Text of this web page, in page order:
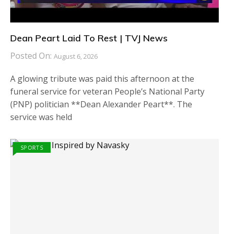
Dean Peart Laid To Rest | TVJ News
Posted On: August 6, 2026
A glowing tribute was paid this afternoon at the
funeral service for veteran People’s National Party
(PNP) politician **Dean Alexander Peart**. The
service was held
SPORTS